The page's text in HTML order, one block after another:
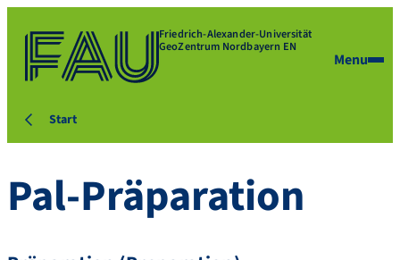
Friedrich-Alexander-Universität
GeoZentrum Nordbayern EN
Menu
Start
Pal-Präparation